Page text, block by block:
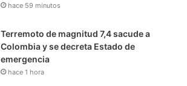
hace 59 minutos
Terremoto de magnitud 7,4 sacude a
Colombia y se decreta Estado de
emergencia
hace 1 hora